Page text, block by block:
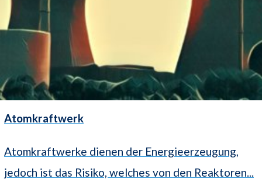
Atomkraftwerk
Atomkraftwerke dienen der Energieerzeugung,
jedoch ist das Risiko, welches von den Reaktoren...